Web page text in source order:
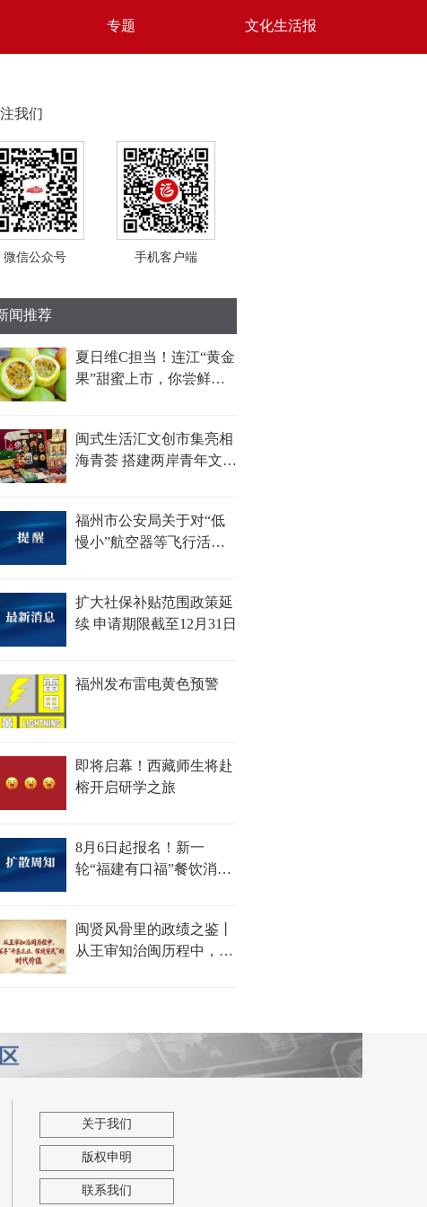
专题 文化生活报
我们
微信公众号 手机客户端
闻推荐
夏日维C担当！连江“黄金
果”甜蜜上市，你尝鲜了
闽式生活汇文创市集亮相
海青荟 搭建两岸青年文化
福州市公安局关于对“低
慢小”航空器等飞行活动
扩大社保补贴范围政策延
续 申请期限截至12月31日
福州发布雷电黄色预警
即将启幕！西藏师生将赴
榕开启研学之旅
8月6日起报名！新一
轮“福建有口福”餐饮消费
闽贤风骨里的政绩之鉴丨
从王审知治闽历程中，探
关于我们
版权申明
联系我们